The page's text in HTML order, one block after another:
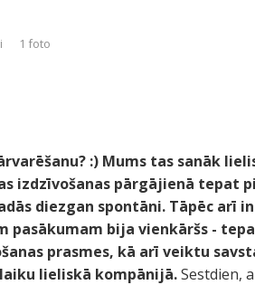
1 foto
:) Mums tas sanāk
izdzīvošanas pārgājienā tepat
diezgan spontāni. Tāpēc arī
pasākumam bija vienkāršs -
prasmes, kā arī veiktu
lieliskā kompānijā.Sestdien,